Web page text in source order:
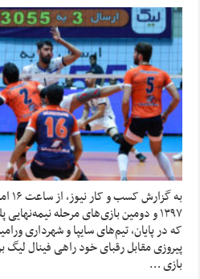
۱۳۹۷ و دومین بازی‌های مرحله
که در پایان، تیم‌های سایپا و شهرداری
پیروزی مقابل رقبای خود راهی فینال لیگ
بازی …